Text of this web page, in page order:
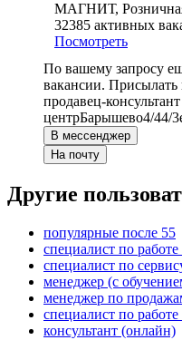
МАГНИТ,
32385 активных
Посмотреть
По вашему запросу
вакансии. Присылать
продавец-
центрБарышево4/44/3
В мессенджер
На почту
Другие
популярные после 55
специалист по работе
специалист по
менеджер (с
менеджер по
специалист по
консультант (онлайн)